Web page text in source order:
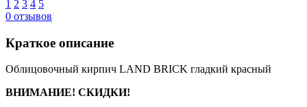
1 2 3 4 5
0 отзывов
Краткое описание
Облицовочный кирпич LAND BRICK гладкий красный
ВНИМАНИЕ! СКИДКИ!